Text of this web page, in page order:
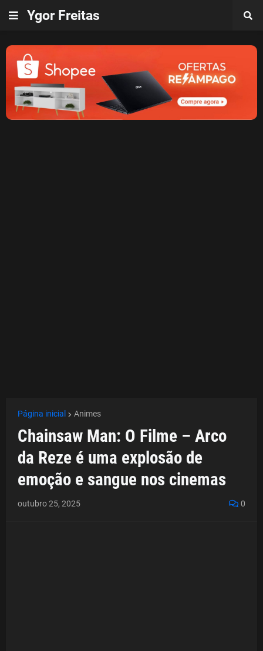
Ygor Freitas
Página inicial Animes
Chainsaw Man: O Filme – Arco
da Reze é uma explosão de
emoção e sangue nos cinemas
outubro 25, 2025 0